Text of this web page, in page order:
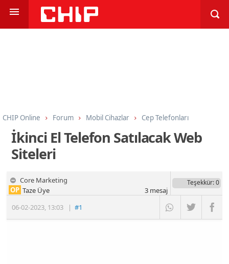
CHIP Online Forum Mobil Cihazlar Cep Telefonları
İkinci El Telefon Satılacak Web
Siteleri
Core Marketing
06-02-2023, 13:03 |#1
OP Taze Üye
Teşekkür: 0
3mesaj